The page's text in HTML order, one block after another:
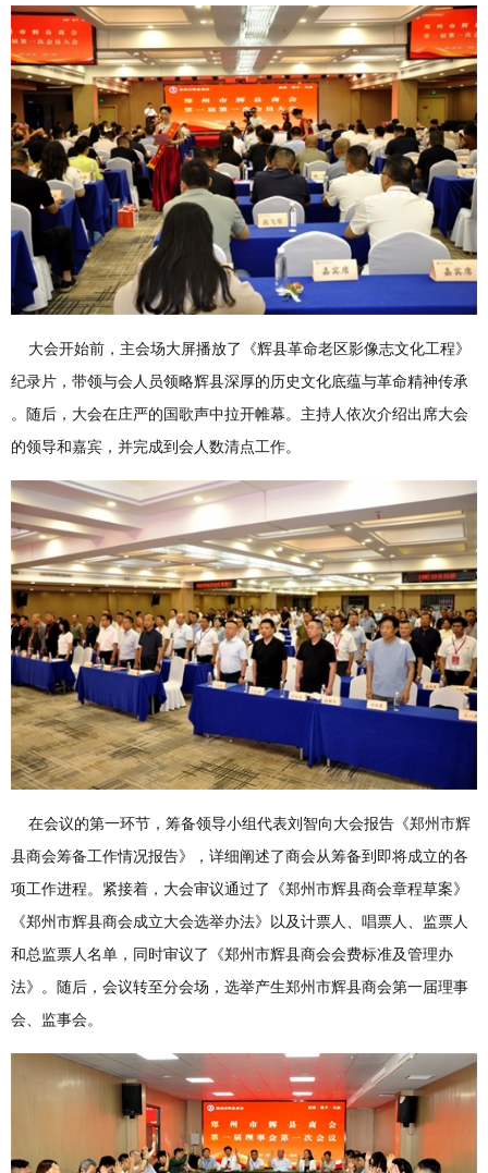
大会开始前，主会场大屏播放了《辉县革命老区影像志文化工程》
纪录片，带领与会人员领略辉县深厚的历史文化底蕴与革命精神传承
。随后，大会在庄严的国歌声中拉开帷幕。主持人依次介绍出席大会
的领导和嘉宾，并完成到会人数清点工作。
在会议的第一环节，筹备领导小组代表刘智向大会报告《郑州市辉
县商会筹备工作情况报告》，详细阐述了商会从筹备到即将成立的各
项工作进程。紧接着，大会审议通过了《郑州市辉县商会章程草案》
《郑州市辉县商会成立大会选举办法》以及计票人、唱票人、监票人
和总监票人名单，同时审议了《郑州市辉县商会会费标准及管理办
法》。随后，会议转至分会场，选举产生郑州市辉县商会第一届理事
会、监事会。